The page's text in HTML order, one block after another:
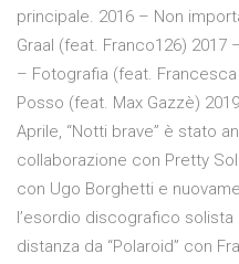
principale. 2016 – Non
Graal (feat. Franco126) 2017
– Fotografia (feat.
Posso (feat. Max Gazzè)
Aprile, “Notti brave” è stato
collaborazione con Pretty
con Ugo Borghetti e
l’esordio discografico solista
distanza da “Polaroid” con